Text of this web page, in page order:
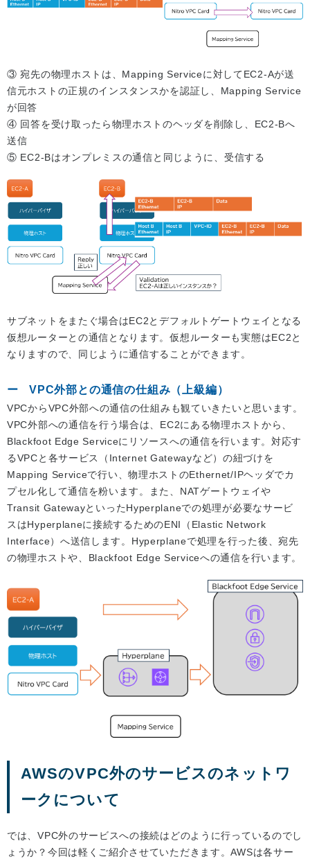
③ 宛先の物理ホストは、Mapping Serviceに対してEC2-Aが送
信元ホストの正規のインスタンスかを認証し、Mapping Service
が回答
④ 回答を受け取ったら物理ホストのヘッダを削除し、EC2-Bへ
送信
⑤ EC2-Bはオンプレミスの通信と同じように、受信する
サブネットをまたぐ場合はEC2とデフォルトゲートウェイとなる
仮想ルーターとの通信となります。仮想ルーターも実態はEC2と
なりますので、同じように通信することができます。
VPC外部との通信の仕組み（上級編）
VPCからVPC外部への通信の仕組みも観ていきたいと思います。
VPC外部への通信を行う場合は、EC2にある物理ホストから、
Blackfoot Edge Serviceにリソースへの通信を行います。対応す
るVPCと各サービス（Internet Gatewayなど）の紐づけを
Mapping Serviceで行い、物理ホストのEthernet/IPヘッダでカ
プセル化して通信を粉います。また、NATゲートウェイや
Transit GatewayといったHyperplaneでの処理が必要なサービ
スはHyperplaneに接続するためのENI（Elastic Network
Interface）へ送信します。Hyperplaneで処理を行った後、宛先
の物理ホストや、Blackfoot Edge Serviceへの通信を行います。
AWSのVPC外のサービスのネットワ
ークについて
では、VPC外のサービスへの接続はどのように行っているのでし
ょうか？今回は軽くご紹介させていただきます。AWSは各サー